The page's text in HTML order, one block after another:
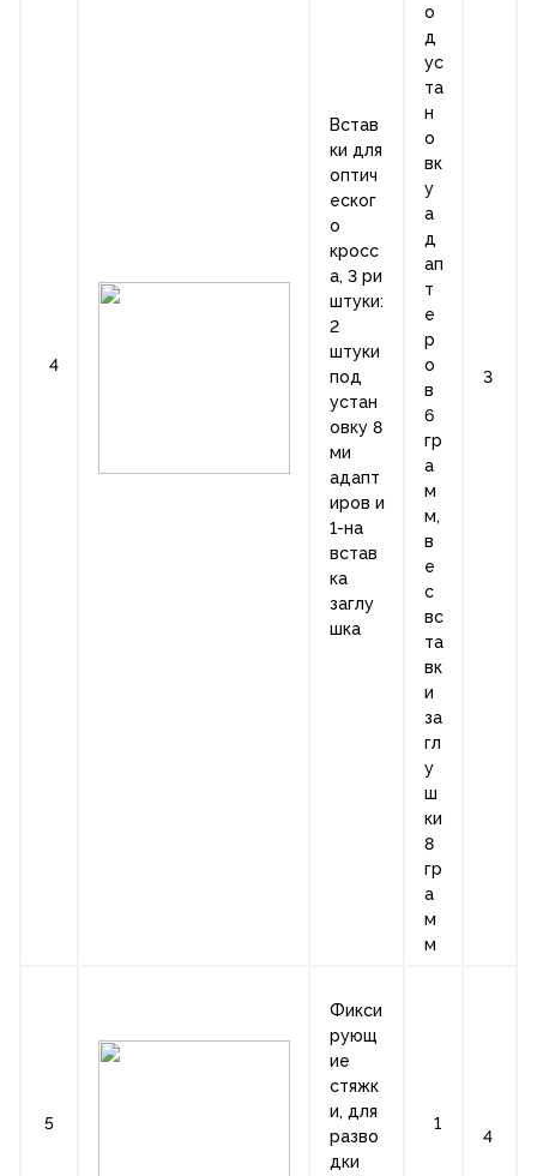
4
Встав
ки для
оптич
еског
о
кросс
а, 3 ри
штуки:
2
штуки
под
устан
овку 8
ми
адапт
иров и
1-на
встав
ка
заглу
шка
о
д
ус
та
н
о
вк
у
а
д
ап
т
е
р
о
в
6
гр
а
м
м,
в
е
с
вс
та
вк
и
за
гл
у
ш
ки
8
гр
а
м
м
3
5
Фикси
рующ
ие
стяжк
и, для
разво
дки
1
4